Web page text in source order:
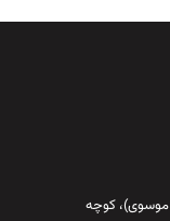
موسوی)، کوچه